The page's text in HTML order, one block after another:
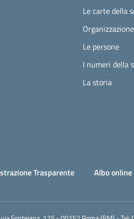
Le carte della
Organizzazione
Le persone
I numeri della
La storia
Trasparente Albo online